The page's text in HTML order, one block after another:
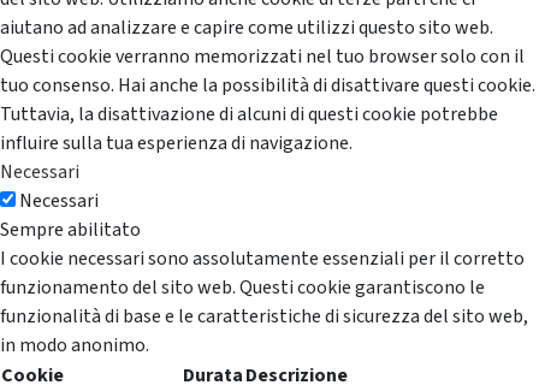
aiutano ad analizzare e capire come utilizzi questo sito web.
Questi cookie verranno memorizzati nel tuo browser solo con il
tuo consenso. Hai anche la possibilità di disattivare questi cookie.
Tuttavia, la disattivazione di alcuni di questi cookie potrebbe
influire sulla tua esperienza di navigazione.
Necessari
Necessari
Sempre abilitato
I cookie necessari sono assolutamente essenziali per il corretto
funzionamento del sito web. Questi cookie garantiscono le
funzionalità di base e le caratteristiche di sicurezza del sito web,
in modo anonimo.
Cookie
DurataDescrizione